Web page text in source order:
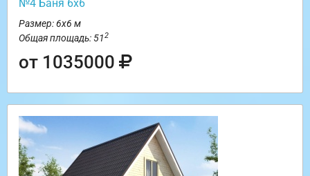
№4 Баня 6х6
Размер: 6х6 м
Общая площадь: 512
от 1035000